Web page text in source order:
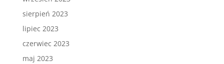
sierpień 2023
lipiec 2023
czerwiec 2023
maj 2023